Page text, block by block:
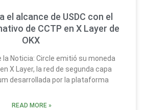
el alcance de USDC con el
de CCTP en X Layer de
OKX
la Noticia: Circle emitió su moneda
X Layer, la red de segunda capa
desarrollada por la plataforma
READ MORE »